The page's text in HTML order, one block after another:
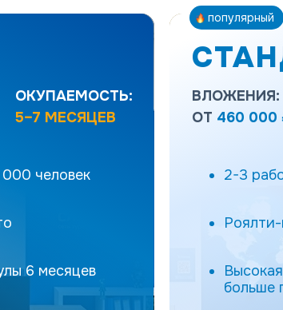
бутик с быстрой
человек
6 месяцев
ОКУПАЕМОСТЬ:
5–7 МЕСЯЦЕВ
2-3
больше
ВЛОЖЕНИЯ:
ОТ 460 000
популярный